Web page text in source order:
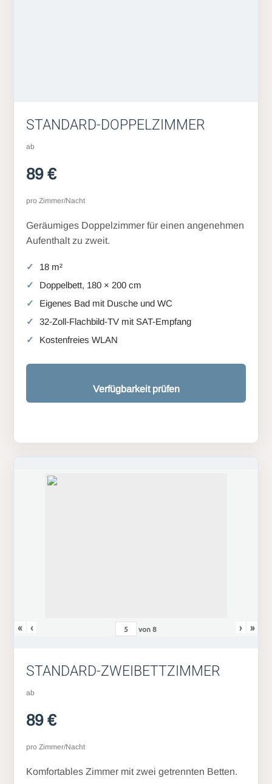
STANDARD-DOPPELZIMMER
ab
89 €
pro Zimmer/Nacht
Geräumiges Doppelzimmer für einen angenehmen
Aufenthalt zu zweit.
18 m²
Doppelbett, 180 × 200 cm
Eigenes Bad mit Dusche und WC
32-Zoll-Flachbild-TV mit SAT-Empfang
Kostenfreies WLAN
Verfügbarkeit prüfen
« ‹ von8 › »
STANDARD-ZWEIBETTZIMMER
ab
89 €
pro Zimmer/Nacht
Komfortables Zimmer mit zwei getrennten Betten.